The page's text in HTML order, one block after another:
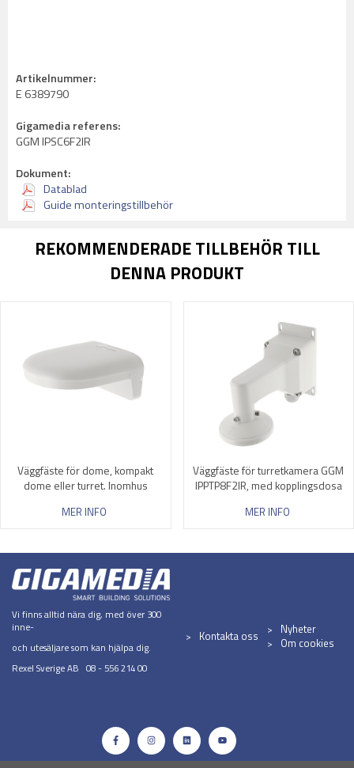
Artikelnummer:
E 6389790
Gigamedia referens:
GGM IPSC6F2IR
Dokument:
Datablad
Guide monteringstillbehör
REKOMMENDERADE TILLBEHÖR TILL
DENNA PRODUKT
Väggfäste för dome, kompakt
dome eller turret. Inomhus
MER INFO
Väggfäste för turretkamera GGM
IPPTP8F2IR, med kopplingsdosa
MER INFO
Vi finns alltid nära dig, med över 300
inne-
och utesäljare som kan hjälpa dig.
Rexel Sverige AB 08 - 556 214 00
Kontakta oss
Nyheter
Om cookies